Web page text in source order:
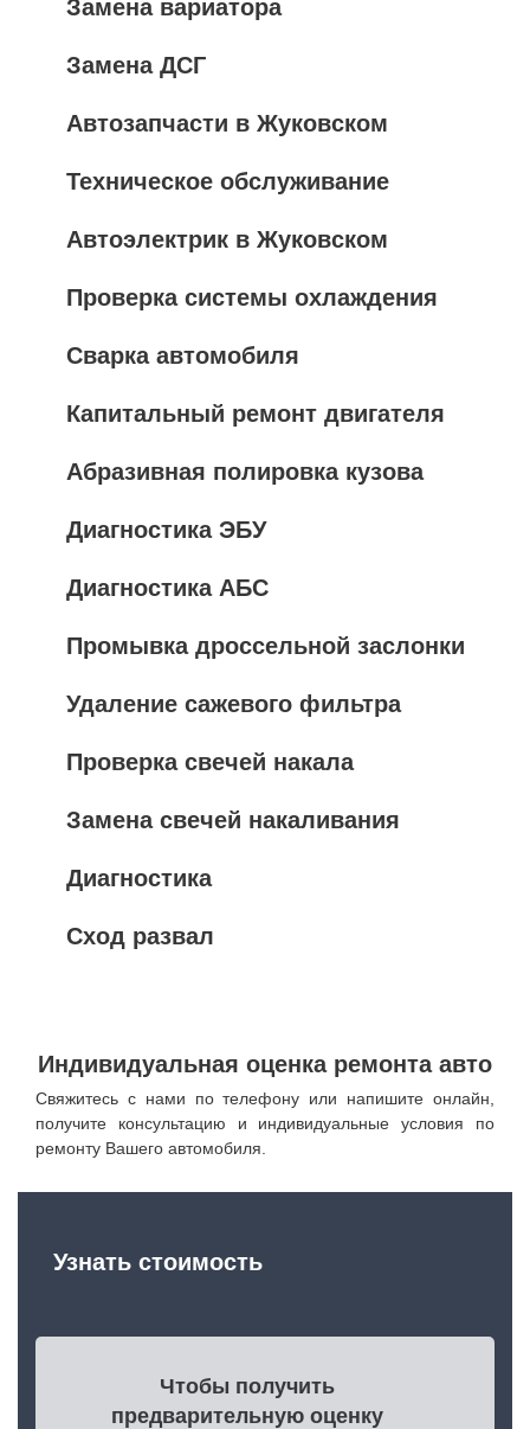
Замена вариатора
Замена ДСГ
Автозапчасти в Жуковском
Техническое обслуживание
Автоэлектрик в Жуковском
Проверка системы охлаждения
Сварка автомобиля
Капитальный ремонт двигателя
Абразивная полировка кузова
Диагностика ЭБУ
Диагностика АБС
Промывка дроссельной заслонки
Удаление сажевого фильтра
Проверка свечей накала
Замена свечей накаливания
Диагностика
Сход развал
Индивидуальная оценка ремонта авто
Свяжитесь с нами по телефону или напишите онлайн,
получите консультацию и индивидуальные условия по
ремонту Вашего автомобиля.
Узнать стоимость
Чтобы получить
предварительную оценку